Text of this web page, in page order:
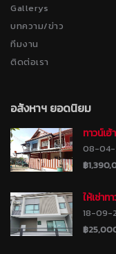
Gallerys
บทความ/ข่าว
ทีมงาน
ติดต่อเรา
อสังหาฯ ยอดนิยม
ทาวน์เ
พร้อมเ
คลอง8
08-04-
฿
ให้เช่า
พร้อมเ
พหลโย
18-09-
฿